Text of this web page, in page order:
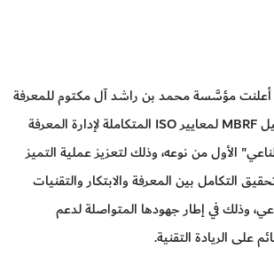
أعلنت مؤسَّسة محمد بن راشد آل مكتوم للمعرفة
عن إطلاق مشروع "دليل MBRF لمعايير ISO المتكاملة لإدارة المعرفة
الأول من نوعه، وذلك لتعزيز عملية التميز
التكامل بين المعرفة والابتكار والتقنيات
وذلك في إطار جهودها المتواصلة لدعم
على الريادة التقنية.